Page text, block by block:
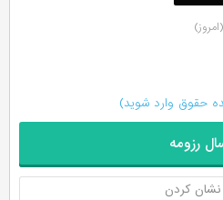
(امروز)
حقوق وارد شوید)
رزومه
نشان کردن